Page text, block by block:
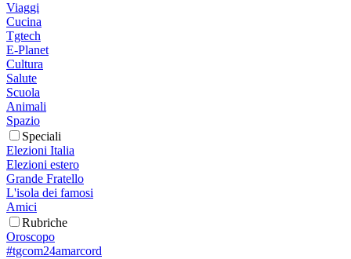
Viaggi
Cucina
Tgtech
E-Planet
Cultura
Salute
Scuola
Animali
Spazio
Speciali
Elezioni Italia
Elezioni estero
Grande Fratello
L'isola dei famosi
Amici
Rubriche
Oroscopo
#tgcom24amarcord